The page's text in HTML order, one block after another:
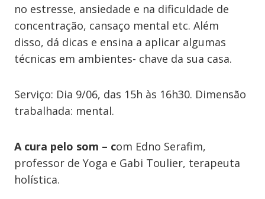
no estresse, ansiedade e na dificuldade de
concentração, cansaço mental etc. Além
disso, dá dicas e ensina a aplicar algumas
técnicas em ambientes- chave da sua casa.
Serviço: Dia 9/06, das 15h às 16h30. Dimensão
trabalhada: mental.
A cura pelo som – com Edno Serafim,
professor de Yoga e Gabi Toulier, terapeuta
holística.